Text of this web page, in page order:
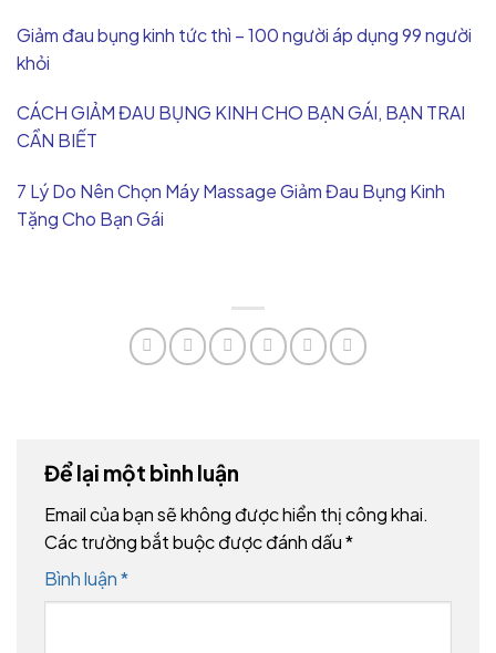
Giảm đau bụng kinh tức thì – 100 người áp dụng 99 người
khỏi
CÁCH GIẢM ĐAU BỤNG KINH CHO BẠN GÁI, BẠN TRAI
CẦN BIẾT
7 Lý Do Nên Chọn Máy Massage Giảm Đau Bụng Kinh
Tặng Cho Bạn Gái
Để lại một bình luận
Email của bạn sẽ không được hiển thị công khai.
Các trường bắt buộc được đánh dấu*
Bình luận*